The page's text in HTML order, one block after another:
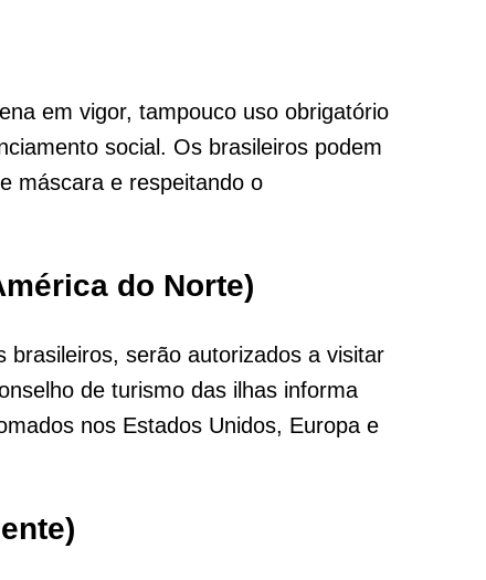
em vigor, tampouco uso obrigatório
social. Os brasileiros podem
máscara e respeitando o
do Norte)
serão autorizados a visitar
de turismo das ilhas informa
nos Estados Unidos, Europa e